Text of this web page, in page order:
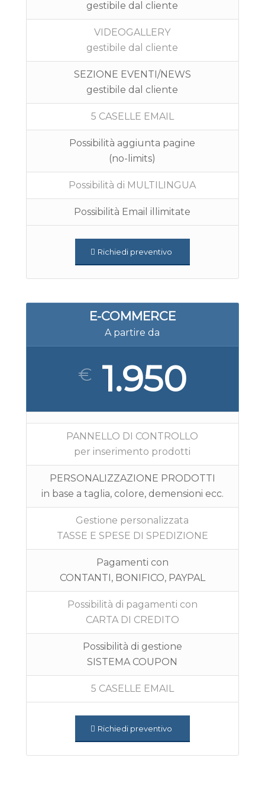
gestibile dal cliente
VIDEOGALLERY
gestibile dal cliente
SEZIONE EVENTI/NEWS
gestibile dal cliente
5 CASELLE EMAIL
Possibilità aggiunta pagine
(no-limits)
Possibilità di MULTILINGUA
Possibilità Email illimitate
Richiedi preventivo
E-COMMERCE
A partire da
€ 1.950
PANNELLO DI CONTROLLO
per inserimento prodotti
PERSONALIZZAZIONE PRODOTTI
in base a taglia, colore, demensioni ecc.
Gestione personalizzata
TASSE E SPESE DI SPEDIZIONE
Pagamenti con
CONTANTI, BONIFICO, PAYPAL
Possibilità di pagamenti con
CARTA DI CREDITO
Possibilità di gestione
SISTEMA COUPON
5 CASELLE EMAIL
Richiedi preventivo